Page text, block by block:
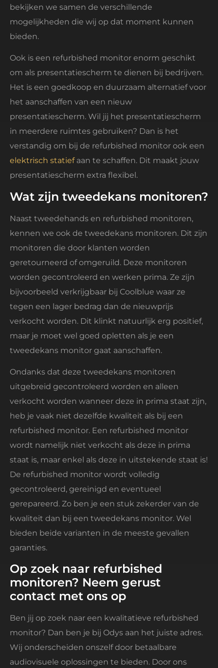
bekijken we samen de verschillende
mogelijkheden die wij op dat moment kunnen
bieden.
Ook is een refurbished monitor enorm geschikt
om als presentatiescherm te dienen bij bedrijven.
Het is een goedkoop en duurzaam alternatief voor
het aanschaffen van een nieuw
presentatiescherm. Wil jij het presentatiescherm
in meerdere ruimtes gebruiken? Dan is het
verstandig om bij de refurbished monitor ook een
elektrisch statiefaan te schaffen. Dit maakt jouw
presentatiescherm extra flexibel.
Wat zijn tweedekans monitoren?
Naast tweedehands en refurbished monitoren,
kennen we ook de tweedekans monitoren. Dit zijn
monitoren die door klanten worden
geretourneerd of omgeruild. Deze monitoren
worden gecontroleerd en werken prima. Ze zijn
bijvoorbeeld verkrijgbaar bij Coolblue waar ze
tegen een lager bedrag dan de nieuwprijs
verkocht worden. Dit klinkt natuurlijk erg positief,
maar je moet wel goed opletten als je een
tweedekans monitor gaat aanschaffen.
Ondanks dat deze tweedekans monitoren
uitgebreid gecontroleerd worden en alleen
verkocht worden wanneer deze in prima staat zijn,
heb je vaak niet dezelfde kwaliteit als bij een
refurbished monitor. Een refurbished monitor
wordt namelijk niet verkocht als deze in prima
staat is, maar enkel als deze in uitstekende staat is!
De refurbished monitor wordt volledig
gecontroleerd, gereinigd en eventueel
gerepareerd. Zo ben je een stuk zekerder van de
kwaliteit dan bij een tweedekans monitor. Wel
bieden beide varianten in de meeste gevallen
garanties.
Op zoek naar refurbished
monitoren? Neem gerust
contact met ons op
Ben jij op zoek naar een kwalitatieve refurbished
monitor? Dan ben je bij Odys aan het juiste adres.
Wij onderscheiden onszelf door betaalbare
audiovisuele oplossingen te bieden. Door ons